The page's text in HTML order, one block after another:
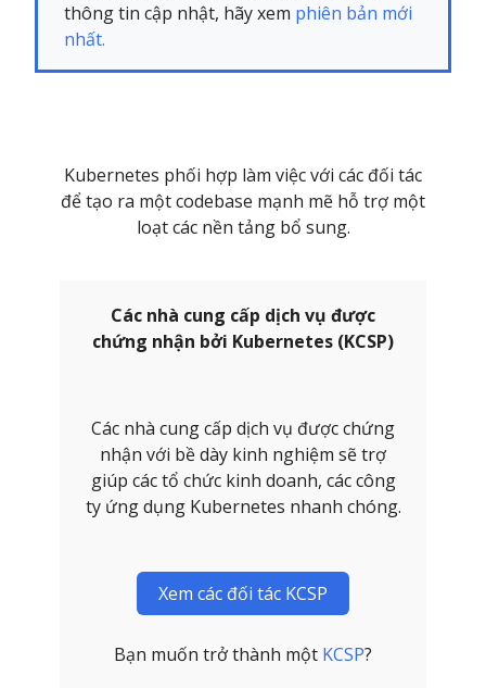
thông tin cập nhật, hãy xem phiên bản mới
nhất.
Kubernetes phối hợp làm việc với các đối tác
để tạo ra một codebase mạnh mẽ hỗ trợ một
loạt các nền tảng bổ sung.
Các nhà cung cấp dịch vụ được
chứng nhận bởi Kubernetes (KCSP)
Các nhà cung cấp dịch vụ được chứng
nhận với bề dày kinh nghiệm sẽ trợ
giúp các tổ chức kinh doanh, các công
ty ứng dụng Kubernetes nhanh chóng.
Xem các đối tác KCSP
Bạn muốn trở thành một KCSP?